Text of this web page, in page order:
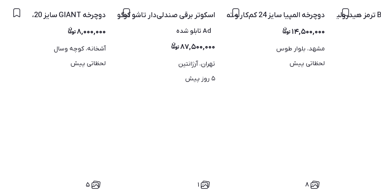
دوچرخه المپیا سایز 24 کم‌کار و تمیز
۱۴,۵۰۰,۰۰۰
مشهد، بلوار طوس
لحظاتی پیش
اسکوتر برقی صندلی‌دار تاشو کوگو سری E نسخه 10نهایی
Ad تابلو شده
۸۷,۵۰۰,۰۰۰
تهران، آرژانتین
۵ روز پیش
دوچرخه GIANT سایز 20،
۸,۰۰۰,۰۰۰
آشخانه، کوچه وسال
لحظاتی پیش
۸ ۱ ۵